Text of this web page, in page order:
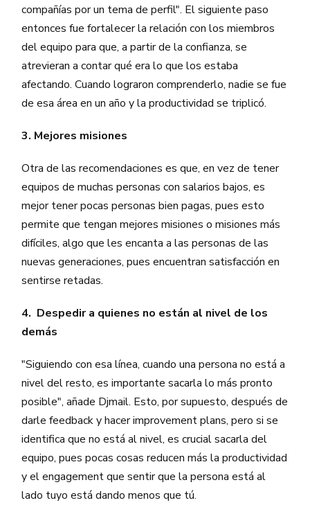
compañías por un tema de perfil". El siguiente paso
entonces fue fortalecer la relación con los miembros
del equipo para que, a partir de la confianza, se
atrevieran a contar qué era lo que los estaba
afectando. Cuando lograron comprenderlo, nadie se fue
de esa área en un año y la productividad se triplicó.
3. Mejores misiones
Otra de las recomendaciones es que, en vez de tener
equipos de muchas personas con salarios bajos, es
mejor tener pocas personas bien pagas, pues esto
permite que tengan mejores misiones o misiones más
difíciles, algo que les encanta a las personas de las
nuevas generaciones, pues encuentran satisfacción en
sentirse retadas.
4. Despedir a quienes no están al nivel de los
demás
"Siguiendo con esa línea, cuando una persona no está a
nivel del resto, es importante sacarla lo más pronto
posible", añade Djmail. Esto, por supuesto, después de
darle feedback y hacer improvement plans, pero si se
identifica que no está al nivel, es crucial sacarla del
equipo, pues pocas cosas reducen más la productividad
y el engagement que sentir que la persona está al
lado tuyo está dando menos que tú.